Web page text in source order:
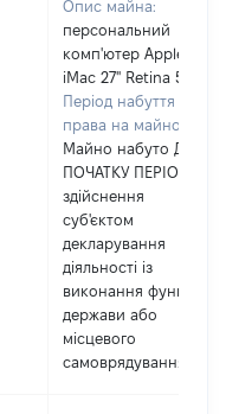
Опис майна:
персональний
комп'ютер Apple
iMac 27" Retina 5K
Період набуття
права на майно:
Майно набуто ДО
ПОЧАТКУ ПЕРІОДУ
здійснення
суб'єктом
декларування
діяльності із
виконання функцій
держави або
місцевого
самоврядування